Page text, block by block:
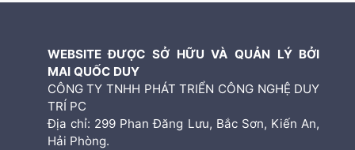
WEBSITE ĐƯỢC SỞ HỮU VÀ QUẢN LÝ BỞI
MAI QUỐC DUY
CÔNG TY TNHH PHÁT TRIỂN CÔNG NGHỆ DUY
TRÍ PC
Địa chỉ: 299 Phan Đăng Lưu, Bắc Sơn, Kiến An,
Hải Phòng.